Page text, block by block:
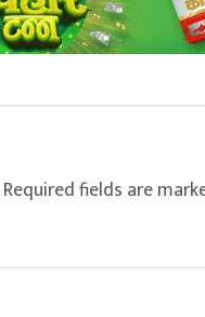
Required fields are